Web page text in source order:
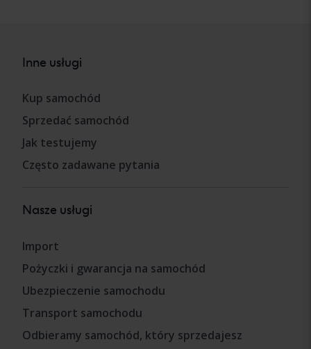
Inne usługi
Kup samochód
Sprzedać samochód
Jak testujemy
Często zadawane pytania
Nasze usługi
Import
Pożyczki i gwarancja na samochód
Ubezpieczenie samochodu
Transport samochodu
Odbieramy samochód, który sprzedajesz